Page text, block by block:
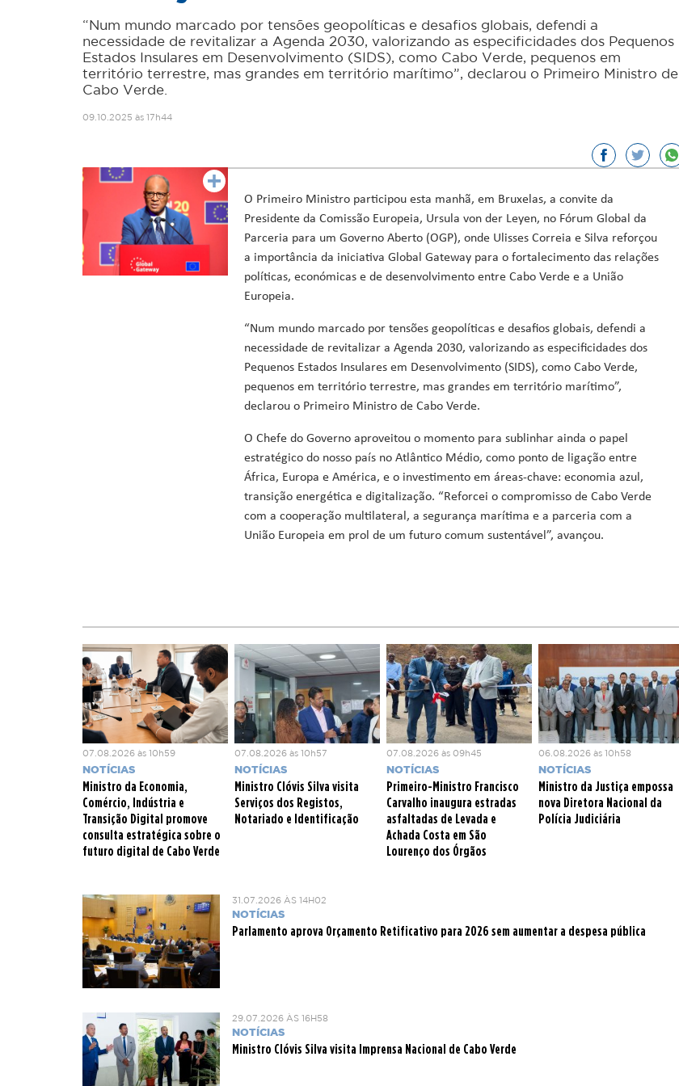
Ministro da Educação, Formação Profissional, Ensino Superior, Ciência e Inovação
Ministra da Agricultura, Desenvolvimento Rural e Pescas
Ministro da Cultura, Industrias Criativas, Juventude e Desporto
Ministro da Reforma do Estado, Poder Local e Descentralização
“Num mundo marcado por tensões geopolíticas e desafios globais, defendi a
necessidade de revitalizar a Agenda 2030, valorizando as especificidades dos Pequenos
Estados Insulares em Desenvolvimento (SIDS), como Cabo Verde, pequenos em
território terrestre, mas grandes em território marítimo”, declarou o Primeiro Ministro de
Cabo Verde.
09.10.2025 às 17h44
O Primeiro Ministro participou esta manhã, em Bruxelas, a convite da
Presidente da Comissão Europeia, Ursula von der Leyen, no Fórum Global da
Parceria para um Governo Aberto (OGP), onde Ulisses Correia e Silva reforçou
a importância da iniciativa Global Gateway para o fortalecimento das relações
políticas, económicas e de desenvolvimento entre Cabo Verde e a União
Europeia.
“Num mundo marcado por tensões geopolíticas e desafios globais, defendi a
necessidade de revitalizar a Agenda 2030, valorizando as especificidades dos
Pequenos Estados Insulares em Desenvolvimento (SIDS), como Cabo Verde,
pequenos em território terrestre, mas grandes em território marítimo”,
declarou o Primeiro Ministro de Cabo Verde.
O Chefe do Governo aproveitou o momento para sublinhar ainda o papel
estratégico do nosso país no Atlântico Médio, como ponto de ligação entre
África, Europa e América, e o investimento em áreas-chave: economia azul,
transição energética e digitalização. “Reforcei o compromisso de Cabo Verde
com a cooperação multilateral, a segurança marítima e a parceria com a
União Europeia em prol de um futuro comum sustentável”, avançou.
07.08.2026 às 10h59
NOTÍCIAS
Ministro da Economia,
Comércio, Indústria e
Transição Digital promove
consulta estratégica sobre o
futuro digital de Cabo Verde
07.08.2026 às 10h57
NOTÍCIAS
Ministro Clóvis Silva visita
Serviços dos Registos,
Notariado e Identificação
07.08.2026 às 09h45
NOTÍCIAS
Primeiro-Ministro Francisco
Carvalho inaugura estradas
asfaltadas de Levada e
Achada Costa em São
Lourenço dos Órgãos
06.08.2026 às 10h58
NOTÍCIAS
Ministro da Justiça empossa
nova Diretora Nacional da
Polícia Judiciária
NOTÍCIAS
31.07.2026 ÀS 14H02
Parlamento aprova Orçamento Retificativo para 2026 sem aumentar a despesa pública
NOTÍCIAS
29.07.2026 ÀS 16H58
Ministro Clóvis Silva visita Imprensa Nacional de Cabo Verde